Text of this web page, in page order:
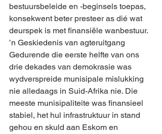
bestuursbeleide en -beginsels toepas,
konsekwent beter presteer as dié wat
deurspek is met finansiële wanbestuur.
’n Geskiedenis van agteruitgang
Gedurende die eerste helfte van ons
drie dekades van demokrasie was
wydverspreide munisipale mislukking
nie alledaags in Suid-Afrika nie. Die
meeste munisipaliteite was finansieel
stabiel, het hul infrastruktuur in stand
gehou en skuld aan Eskom en